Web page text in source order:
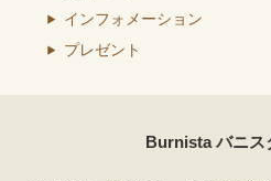
インフォメーション
プレゼント
Burnista バニス